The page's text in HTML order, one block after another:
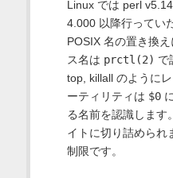
Linux では perl
4.000 以降行ってい
POSIX 名の置き換
ス名は prctl(2) で
top, killall のように
ーティリティは $0
る名前を認識します
イトに切り詰められ
制限です。